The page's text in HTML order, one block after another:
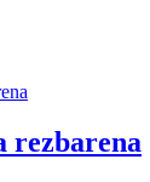
rezbarena